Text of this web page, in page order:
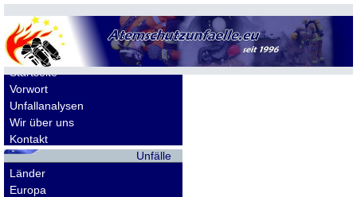
Allgemeines
Startseite
Vorwort
Unfallanalysen
Wir über uns
Kontakt
Unfälle
Länder
Europa